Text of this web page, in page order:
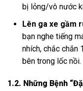
bị lỏng/vô nước
Lên ga xe gầm
bạn nghe tiếng
nhích, chắc chắn
bên trong lốc nồi.
1.2. Những Bệnh